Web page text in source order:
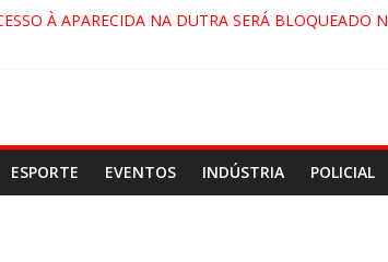
À APARECIDA NA DUTRA SERÁ BLOQUEADO
ESPORTE EVENTOS INDÚSTRIA POLICIAL